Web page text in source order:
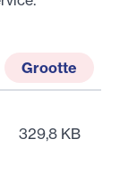
Grootte
329,8 KB